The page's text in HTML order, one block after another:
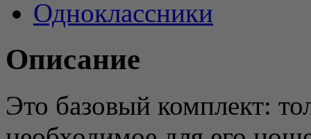
Одноклассники
Описание
Это базовый комплект: